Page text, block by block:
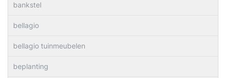
bankstel
bellagio
bellagio tuinmeubelen
beplanting